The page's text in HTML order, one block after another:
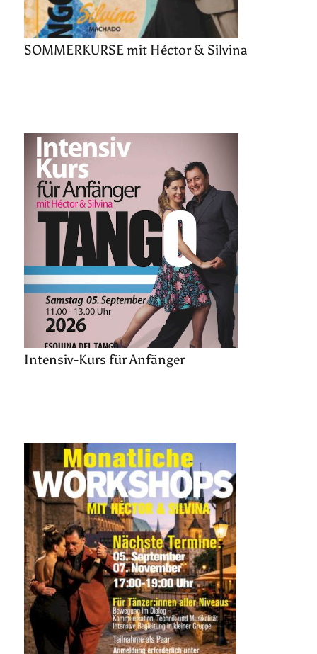
SOMMERKURSE mit Héctor & Silvina
Intensiv-Kurs für Anfänger